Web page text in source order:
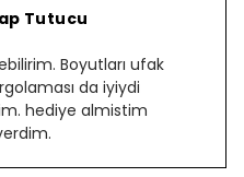
Tutucu
Boyutları ufak
da iyiydi
hediye almistim